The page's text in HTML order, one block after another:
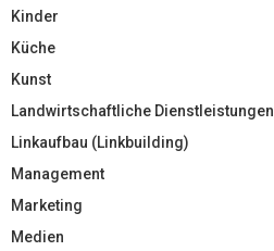
Kinder
Küche
Kunst
Landwirtschaftliche Dienstleistungen
Linkaufbau (Linkbuilding)
Management
Marketing
Medien